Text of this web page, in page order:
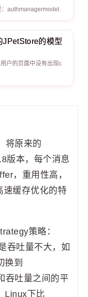
authmanagermodel.
JPetStore的模型
户的页面中没有出现c
将原来的
版本，每个消息
，重用性高，
速缓存优化的特
策略：
吞吐量不大，如
换到
吞吐量之间的平
Linux下比